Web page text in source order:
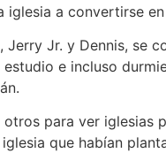
a convertirse
Jr. y Dennis, se
e incluso
para ver iglesias
que habían